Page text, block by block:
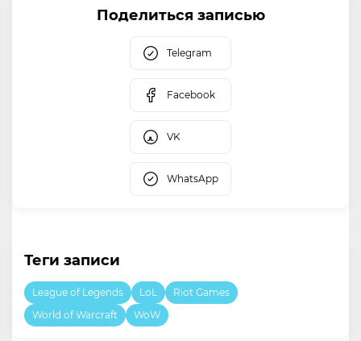
Поделиться записью
Telegram
Facebook
VK
WhatsApp
Теги записи
League of Legends LoL
Riot Games
World of Warcraft
WoW